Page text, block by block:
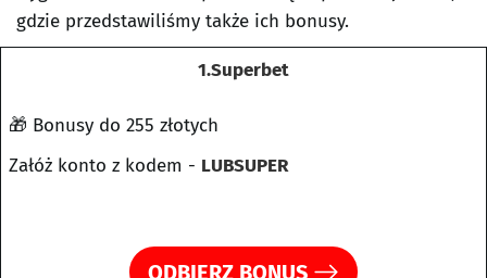
gdzie przedstawiliśmy także ich bonusy.
1.Superbet
🎁 Bonusy do 255 złotych
Załóż konto z kodem - LUBSUPER
ODBIERZ BONUS